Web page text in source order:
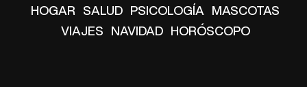
HOGAR SALUD PSICOLOGÍA MASCOTAS
VIAJES NAVIDAD HORÓSCOPO